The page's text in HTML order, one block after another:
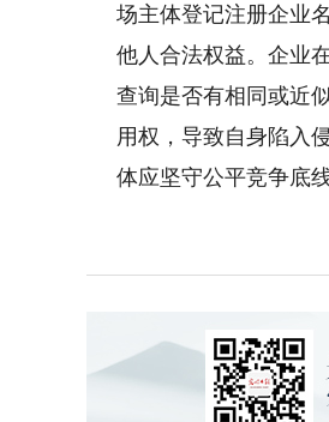
场主体登记注册企业
他人合法权益。企业
查询是否有相同或近
用权，导致自身陷入
体应坚守公平竞争底